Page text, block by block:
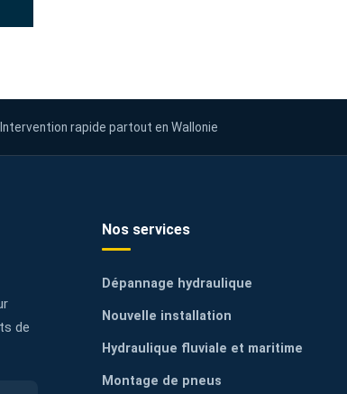
Intervention rapide partout en Wallonie
de
Nos services
Dépannage hydraulique
Nouvelle installation
Hydraulique fluviale et maritime
Montage de pneus